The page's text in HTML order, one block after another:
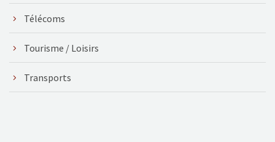
Télécoms
Tourisme / Loisirs
Transports